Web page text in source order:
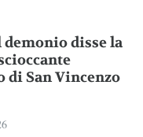
demonio disse la
di San Vincenzo